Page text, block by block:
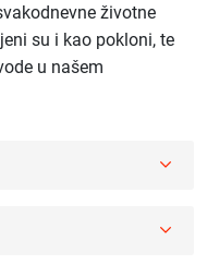
životne
su i kao pokloni, te
u našem